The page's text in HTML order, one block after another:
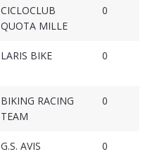
CICLOCLUB
QUOTA MILLE
0
LARIS BIKE 0
BIKING RACING
TEAM
0
G.S. AVIS
0